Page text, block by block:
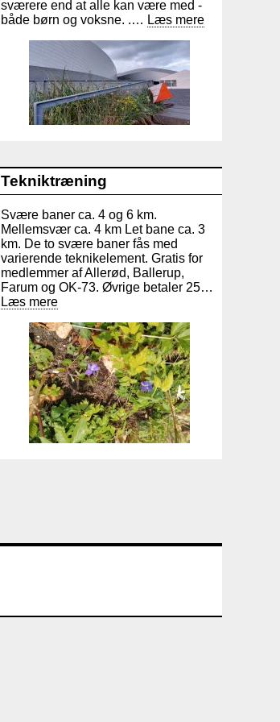
sværere end at alle kan være med -
både børn og voksne. .… Læs mere
Tekniktræning
Svære baner ca. 4 og 6 km.
Mellemsvær ca. 4 km Let bane ca. 3
km. De to svære baner fås med
varierende teknikelement. Gratis for
medlemmer af Allerød, Ballerup,
Farum og OK-73. Øvrige betaler 25…
Læs mere